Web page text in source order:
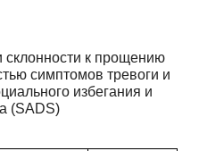
склонности к прощению
симптомов тревоги и
избегания и
(SADS)